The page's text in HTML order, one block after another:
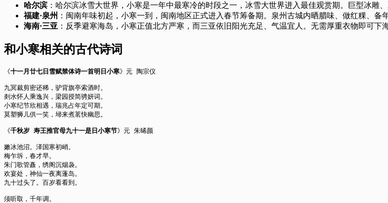
哈尔滨 ：哈尔滨冰雪大世界，小寒是一年中最寒冷的时段之一，冰雪大世界进入最佳观赏期。巨型冰雕
福建·泉州 ：闽南年味初起，小寒一到，闽南地区正式进入春节筹备期。泉州古城内晒腊味、做红粿、
海南·三亚 ：反季避寒海岛，小寒正值北方严寒，而三亚依旧阳光充足、气温宜人。无需厚重衣物即可下
和小寒相关的古代诗词
《十一月廿七日雪赋禁体诗一首明日小寒》元 陶宗仪
九冥裁剪密还稀，驴背旗亭索酒时。
剡水怀人乘逸兴，梁园授简骋妍词。
小寒纪节欣相遇，瑞兆占年定可期。
莫塑狮儿供一笑，埽来煮茗快幽思。
《千秋岁 寿王推官母九十一是日小寒节》元 朱晞颜
嫩冰池沼。泽国寒初峭。
梅乍坼，春才早。
朱门歌管矗，绣阁沉烟袅。
欢宴处，神仙一夜离蓬岛。
九十过头了。百岁看看到。
须听取，千年调。